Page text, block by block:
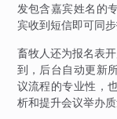
发包含嘉宾姓名的
宾收到短信即可同
畜牧人还为报名表
到，后台自动更新
议流程的专业性，
析和提升会议举办质